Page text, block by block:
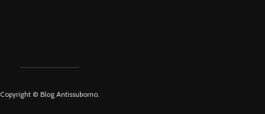
Copyright © Blog Antissuborno.